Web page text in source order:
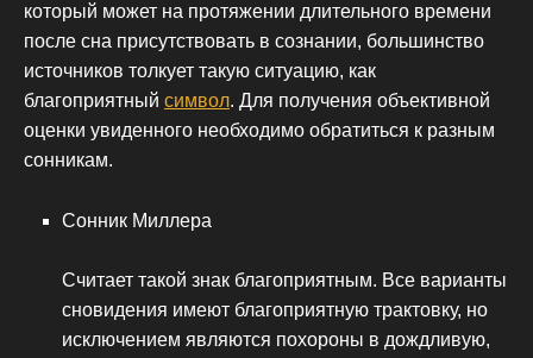
который может на протяжении длительного времени
после сна присутствовать в сознании, большинство
источников толкует такую ситуацию, как
благоприятный символ. Для получения объективной
оценки увиденного необходимо обратиться к разным
сонникам.
Сонник Миллера
Считает такой знак благоприятным. Все варианты
сновидения имеют благоприятную трактовку, но
исключением являются похороны в дождливую,